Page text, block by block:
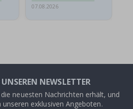
07.08.2026
NEWSLETTER
neuesten Nachrichten erhält, und
exklusiven Angeboten.